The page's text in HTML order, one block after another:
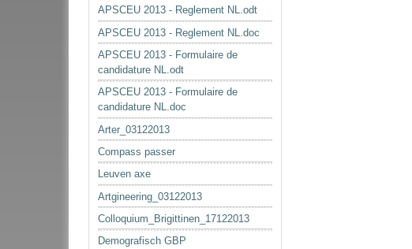
APSCEU 2013 - Reglement NL.odt
APSCEU 2013 - Reglement NL.doc
APSCEU 2013 - Formulaire de
candidature NL.odt
APSCEU 2013 - Formulaire de
candidature NL.doc
Arter_03122013
Compass passer
Leuven axe
Artgineering_03122013
Colloquium_Brigittinen_17122013
Demografisch GBP